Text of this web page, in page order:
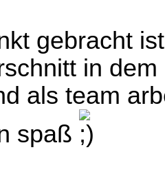
gebracht
in
als team
spaß